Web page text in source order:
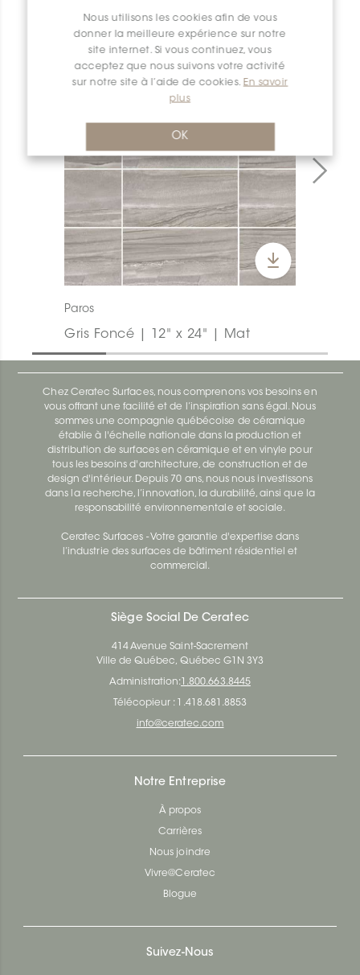
Nous utilisons les cookies afin de vous
donner la meilleure expérience sur notre
site internet. Si vous continuez, vous
acceptez que nous suivons votre activité
sur notre site à l’aide de cookies. En savoir
plus
OK
APERÇU DES PRODUITS
Paros
Gris Foncé | 12" x 24" | Mat
Chez Ceratec Surfaces, nous comprenons vos besoins en
vous offrant une facilité et de l’inspiration sans égal. Nous
sommes une compagnie québécoise de céramique
établie à l'échelle nationale dans la production et
distribution de surfaces en céramique et en vinyle pour
tous les besoins d'architecture, de construction et de
design d'intérieur. Depuis 70 ans, nous nous investissons
dans la recherche, l’innovation, la durabilité, ainsi que la
responsabilité environnementale et sociale.
Ceratec Surfaces - Votre garantie d'expertise dans
l’industrie des surfaces de bâtiment résidentiel et
commercial.
Siège Social De Ceratec
414 Avenue Saint-Sacrement
Ville de Québec, Québec G1N 3Y3
Administration: 1.800.663.8445
Télécopieur : 1.418.681.8853
info@ceratec.com
Notre Entreprise
À propos
Carrières
Nous joindre
Vivre@Ceratec
Blogue
Suivez-Nous